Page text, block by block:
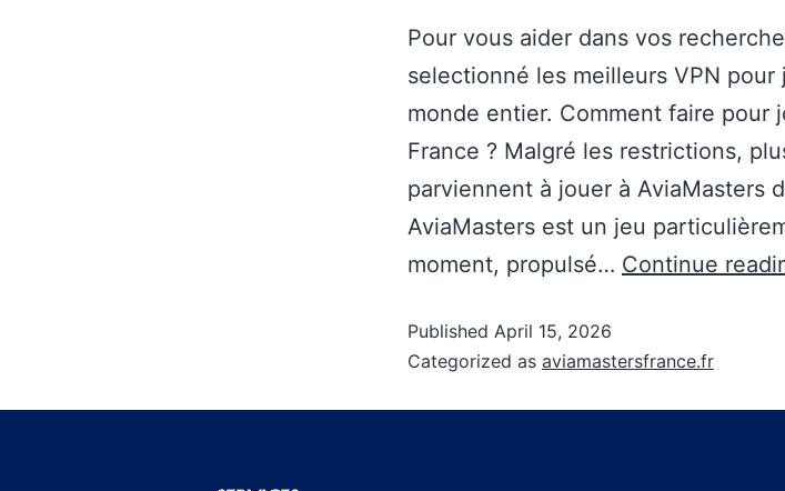
Pour vous aider dans vos
selectionné les meilleurs VPN pour
monde entier. Comment faire pour
France ? Malgré les restrictions,
parviennent à jouer à AviaMasters
AviaMasters est un jeu
moment, propulsé… Continue
Published April 15, 2026
Categorized as aviamastersfrance.fr